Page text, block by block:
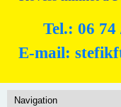
Tel.: 06 74
E-mail: